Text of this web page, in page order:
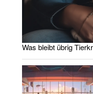
Was bleibt übrig